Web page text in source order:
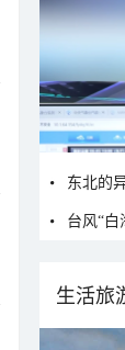
东北的
台风“白
生活旅